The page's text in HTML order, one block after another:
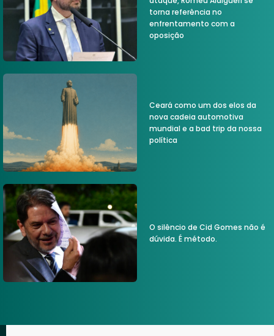
torna referência no
enfrentamento com a
oposição
Ceará como um dos elos da
nova cadeia automotiva
mundial e a bad trip da nossa
política
O silêncio de Cid Gomes não é
dúvida. É método.